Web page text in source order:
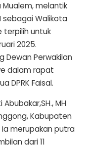
Mualem, melantik
sebagai Walikota
terpilih untuk
2025.
Dewan Perwakilan
dalam rapat
DPRK Faisal.
MH
Kabupaten
ia merupakan putra
dari 11